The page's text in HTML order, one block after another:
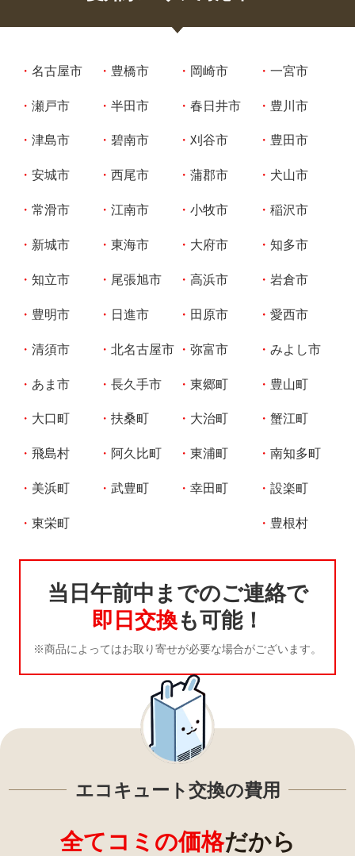
名古屋市 豊橋市 岡崎市 一宮市
瀬戸市 半田市 春日井市 豊川市
津島市 碧南市 刈谷市 豊田市
安城市 西尾市 蒲郡市 犬山市
常滑市 江南市 小牧市 稲沢市
新城市 東海市 大府市 知多市
知立市 尾張旭市 高浜市 岩倉市
豊明市 日進市 田原市 愛西市
清須市 北名古屋市 弥富市 みよし市
あま市 長久手市 東郷町 豊山町
大口町 扶桑町 大治町 蟹江町
飛島村 阿久比町 東浦町 南知多町
美浜町 武豊町 幸田町 設楽町
東栄町 豊根村
当日午前中までのご連絡で
即日交換も可能！
※商品によってはお取り寄せが必要な場合がございます。
エコキュート交換の費用
全てコミの価格だから